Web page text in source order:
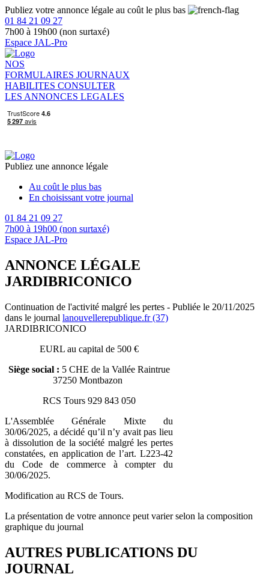
Publiez votre annonce légale au coût le plus bas
01 84 21 09 27
7h00 à 19h00 (non surtaxé)
Espace JAL-Pro
NOS
FORMULAIRES JOURNAUX
HABILITES CONSULTER
LES ANNONCES LEGALES
Publiez une annonce légale
Au coût le plus bas
En choisissant votre journal
01 84 21 09 27
7h00 à 19h00 (non surtaxé)
Espace JAL-Pro
ANNONCE LÉGALE
JARDIBRICONICO
Continuation de l'activité malgré les pertes - Publiée le 20/11/2025
dans le journal lanouvellerepublique.fr (37)
JARDIBRICONICO
EURL au capital de 500 €
Siège social : 5 CHE de la Vallée Raintrue
37250 Montbazon
RCS Tours 929 843 050
L'Assemblée Générale Mixte du
30/06/2025, a décidé qu’il n’y avait pas lieu
à dissolution de la société malgré les pertes
constatées, en application de l’art. L223-42
du Code de commerce à compter du
30/06/2025.
Modification au RCS de Tours.
La présentation de votre annonce peut varier selon la composition
graphique du journal
AUTRES PUBLICATIONS DU
JOURNAL